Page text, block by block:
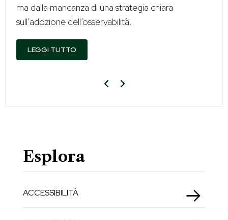
ma dalla mancanza di una strategia chiara
sull’adozione dell’osservabilità.
LEGGI TUTTO
Esplora
ACCESSIBILITÀ